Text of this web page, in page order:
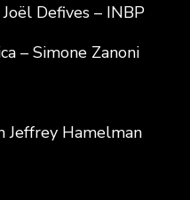
Defives – INBP
– Simone Zanoni
Jeffrey Hamelman